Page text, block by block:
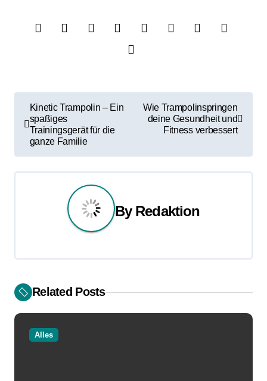
i
t
n
a
Kinetic Trampolin – Ein
spaßiges
Trainingsgerät für die
ganze Familie
Wie Trampolinspringen
deine Gesundheit und
Fitness verbessert
By Redaktion
Related Posts
Alles